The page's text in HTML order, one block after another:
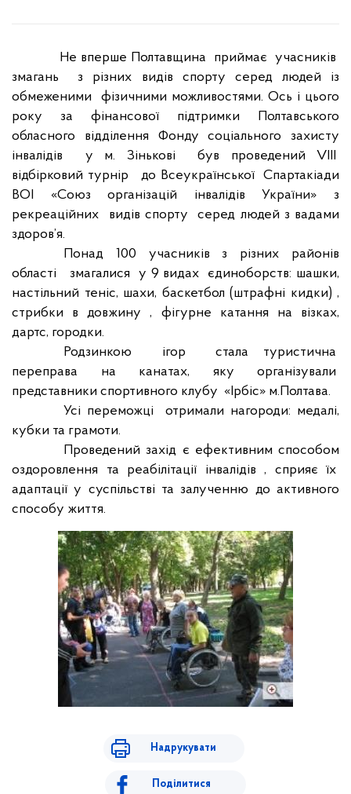
Не вперше Полтавщина приймає учасників
змагань
з різних видів спорту серед людей із
обмеженими
фізичними можливостями. Ось і цього
року за фінансової підтримки Полтавського
обласного відділення Фонду соціального захисту
інвалідів
у м. Зінькові був проведений VIIІ
відбірковий турнір
до Всеукраїнської Спартакіади
ВОІ «Союз організацій інвалідів України» з
рекреаційних
видів спорту
серед людей з вадами
здоров’я.
Понад 100 учасників з різних районів
області
змагалися у 9 видах
єдиноборств: шашки,
настільний теніс, шахи, баскетбол (штрафні кидки) ,
стрибки в довжину , фігурне катання на візках,
дартс, городки.
Родзинкою
ігор
стала туристична
переправа на канатах, яку організували
представники спортивного клубу «Ірбіс» м.Полтава.
Усі переможці
отримали нагороди: медалі,
кубки та грамоти.
Проведений захід є ефективним способом
оздоровлення та реабілітації інвалідів , сприяє їх
адаптації у суспільстві та залученню до активного
способу життя.
Надрукувати
Поділитися